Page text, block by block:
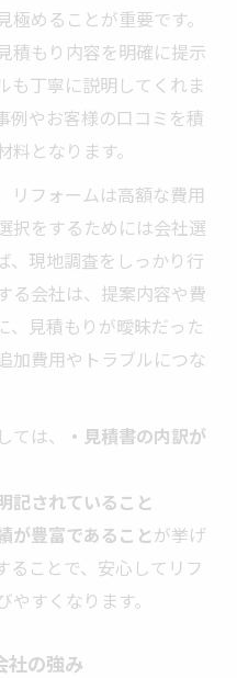
めることが重要です。
積もり内容を明確に提示
も丁寧に説明してくれま
例やお客様の口コミを積
となります。
リフォームは高額な費用
択をするためには会社選
、現地調査をしっかり行
る会社は、提案内容や費
、見積もりが曖昧だった
加費用やトラブルにつな
は、
・見積書の内訳が
記されていること
が豊富であることが挙げ
ることで、安心してリフ
すくなります。
社の強み